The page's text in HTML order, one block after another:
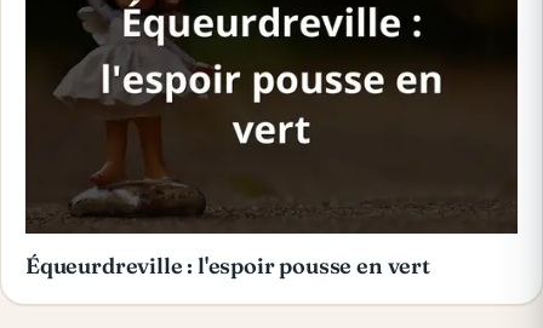
Équeurdreville : l'espoir pousse en vert